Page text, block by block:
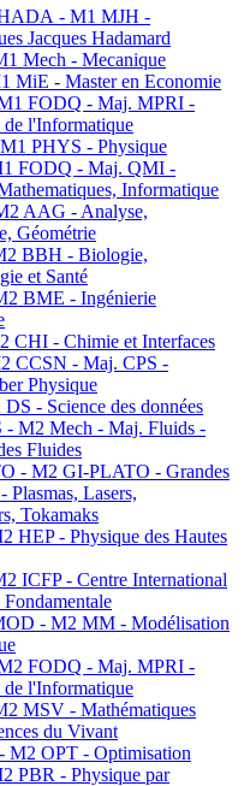
- M1 MJH -
Jacques Hadamard
Mech - Mecanique
MiE - Master en Economie
FODQ - Maj. MPRI -
de l'Informatique
PHYS - Physique
FODQ - Maj. QMI -
Informatique
AAG - Analyse,
Géométrie
BBH - Biologie,
et Santé
BME - Ingénierie
CHI - Chimie et Interfaces
CCSN - Maj. CPS -
Physique
- Science des données
M2 Mech - Maj. Fluids -
Fluides
- M2 GI-PLATO - Grandes
Plasmas, Lasers,
Tokamaks
HEP - Physique des Hautes
ICFP - Centre International
- M2 MM - Modélisation
FODQ - Maj. MPRI -
de l'Informatique
MSV - Mathématiques
du Vivant
M2 OPT - Optimisation
PBR - Physique par